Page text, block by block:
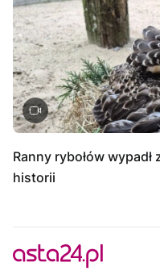
Ranny rybołów
historii